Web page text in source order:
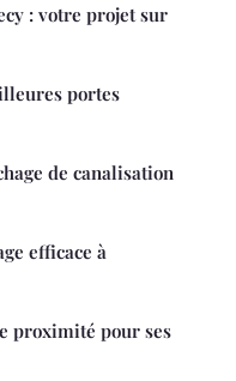
: votre projet sur
portes
de canalisation
efficace à
proximité pour ses